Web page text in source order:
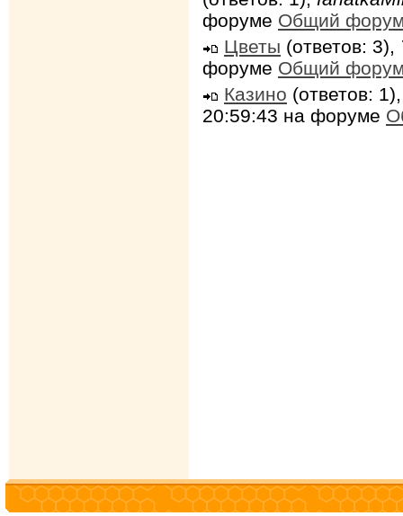
форуме Общий
Цветы (ответов: 3),
форуме Общий
Казино (ответов:
20:59:43 на форуме